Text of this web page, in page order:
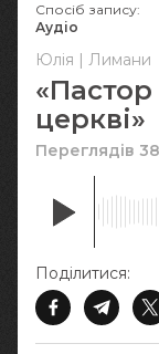
Юлія | Лимани
церкві»
Переглядів
Поділитися:
Спосіб запису:
Аудіо